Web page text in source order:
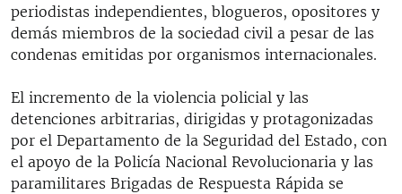
periodistas independientes, blogueros, opositores y
demás miembros de la sociedad civil a pesar de las
condenas emitidas por organismos internacionales.
El incremento de la violencia policial y las
detenciones arbitrarias, dirigidas y protagonizadas
por el Departamento de la Seguridad del Estado, con
el apoyo de la Policía Nacional Revolucionaria y las
paramilitares Brigadas de Respuesta Rápida se